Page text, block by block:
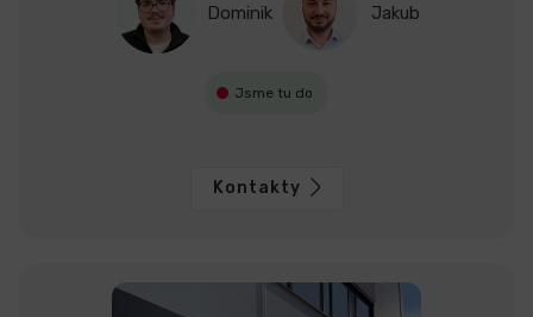
Dominik Jakub
Jsme tu do
Kontakty